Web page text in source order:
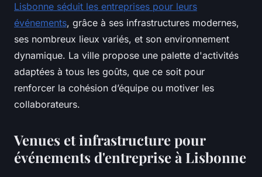
Lisbonne séduit les entreprises pour leurs
événements, grâce à ses infrastructures modernes,
ses nombreux lieux variés, et son environnement
dynamique. La ville propose une palette d'activités
adaptées à tous les goûts, que ce soit pour
renforcer la cohésion d’équipe ou motiver les
collaborateurs.
Venues et infrastructure pour
événements d'entreprise à Lisbonne